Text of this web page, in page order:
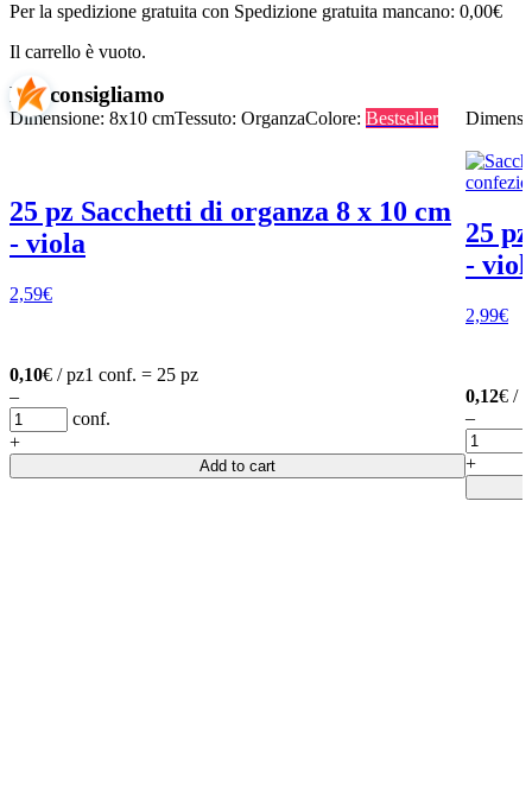
Per la spedizione gratuita con Spedizione gratuita mancano: 0,00€
Il carrello è vuoto.
Noi consigliamo
Dimensione: 8x10 cmTessuto: OrganzaColore: Bestseller
25 pz Sacchetti di organza 8 x 10 cm
- viola
2,59€
0,10€ / pz1 conf. = 25 pz
–
conf.
+
Add to cart
25
-
2,99€
0,12€ /
–
+